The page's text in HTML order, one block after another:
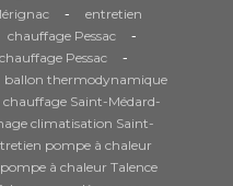
-
entretien
chauffage Pessac -
Pessac -
ballon thermodynamique
Saint-Médard-
climatisation Saint-
pompe à chaleur
pompe à chaleur Talence